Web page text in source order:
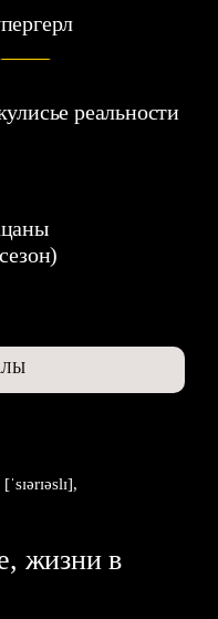
7.1
реальности
жизни в